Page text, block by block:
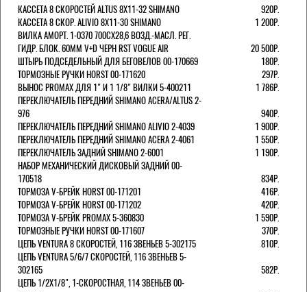
КАССЕТА 8 СКОРОСТЕЙ ALTUS 8Х11-32 SHIMANO
920Р.
КАССЕТА 8 СКОР. ALIVIO 8Х11-30 SHIMANO
1 200Р.
ВИЛКА АМОРТ. 1-0370 700СХ28,6 ВОЗД.-МАСЛ. РЕГ.
ГИДР. БЛОК. 60ММ V+D ЧЕРН RST VOGUE AIR
20 500Р.
ШТЫРЬ ПОДСЕДЕЛЬНЫЙ ДЛЯ БЕГОВЕЛОВ 00-170669
180Р.
ТОРМОЗНЫЕ РУЧКИ HORST 00-171620
297Р.
ВЫНОС PROMAX ДЛЯ 1" И 1 1/8" ВИЛКИ 5-400211
1 786Р.
ПЕРЕКЛЮЧАТЕЛЬ ПЕРЕДНИЙ SHIMANO ACERA/ALTUS 2-
976
940Р.
ПЕРЕКЛЮЧАТЕЛЬ ПЕРЕДНИЙ SHIMANO ALIVIO 2-4039
1 900Р.
ПЕРЕКЛЮЧАТЕЛЬ ПЕРЕДНИЙ SHIMANO ACERA 2-4061
1 550Р.
ПЕРЕКЛЮЧАТЕЛЬ ЗАДНИЙ SHIMANO 2-6001
1 190Р.
НАБОР МЕХАНИЧЕСКИЙ ДИСКОВЫЙ ЗАДНИЙ 00-
170518
834Р.
ТОРМОЗА V-БРЕЙК HORST 00-171201
416Р.
ТОРМОЗА V-БРЕЙК HORST 00-171202
420Р.
ТОРМОЗА V-БРЕЙК PROMAX 5-360830
1 590Р.
ТОРМОЗНЫЕ РУЧКИ HORST 00-171607
370Р.
ЦЕПЬ VENTURA 8 СКОРОСТЕЙ, 116 ЗВЕНЬЕВ 5-302175
810Р.
ЦЕПЬ VENTURA 5/6/7 СКОРОСТЕЙ, 116 ЗВЕНЬЕВ 5-
302165
582Р.
ЦЕПЬ 1/2Х1/8", 1-СКОРОСТНАЯ, 114 ЗВЕНЬЕВ 00-